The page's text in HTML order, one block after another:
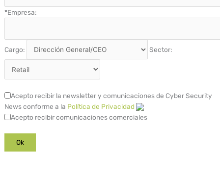
*Empresa:
Cargo: Sector:
Acepto recibir la newsletter y comunicaciones de Cyber Security
News conforme a la Política de Privacidad
Acepto recibir comunicaciones comerciales